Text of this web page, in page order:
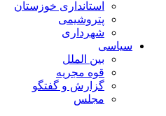
استانداری خوزستان
پتروشیمی
شهرداری
سیاسی
بین الملل
قوه مجریه
گزارش و گفتگو
مجلس